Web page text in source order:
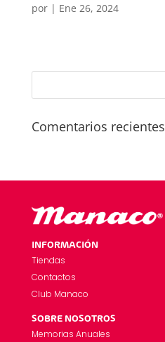
por | Ene 26, 2024
Comentarios recientes
INFORMACIÓN
Tiendas
Contactos
Club Manaco
SOBRE NOSOTROS
Memorias Anuales